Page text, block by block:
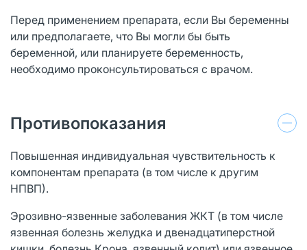
Перед применением препарата, если Вы беременны
или предполагаете, что Вы могли бы быть
беременной, или планируете беременность,
необходимо проконсультироваться с врачом.
Противопоказания
Повышенная индивидуальная чувствительность к
компонентам препарата (в том числе к другим
НПВП).
Эрозивно-язвенные заболевания ЖКТ (в том числе
язвенная болезнь желудка и двенадцатиперстной